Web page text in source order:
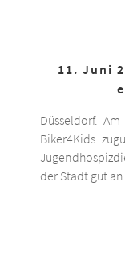
11. Juni
Düsseldorf.
Biker4Kids
der Stadt gut an.